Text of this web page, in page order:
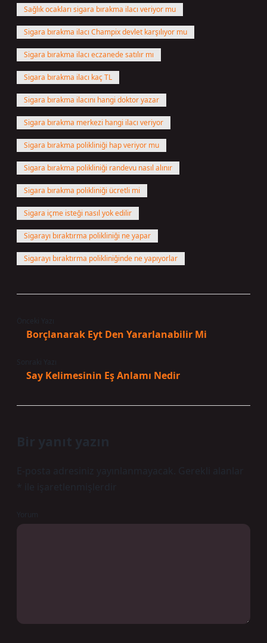
Sağlık ocakları sigara bırakma ilacı veriyor mu
Sigara bırakma ilacı Champix devlet karşılıyor mu
Sigara bırakma ilacı eczanede satılır mı
Sigara bırakma ilacı kaç TL
Sigara bırakma ilacını hangi doktor yazar
Sigara bırakma merkezi hangi ilacı veriyor
Sigara bırakma polikliniği hap veriyor mu
Sigara bırakma polikliniği randevu nasıl alınır
Sigara bırakma polikliniği ücretli mi
Sigara içme isteği nasıl yok edilir
Sigarayı bıraktırma polikliniği ne yapar
Sigarayı bıraktırma polikliniğinde ne yapıyorlar
Borçlanarak Eyt Den Yararlanabilir Mi
Say Kelimesinin Eş Anlamı Nedir
Bir yanıt yazın
E-posta adresiniz yayınlanmayacak.
Gerekli alanlar
ile işaretlenmişlerdir